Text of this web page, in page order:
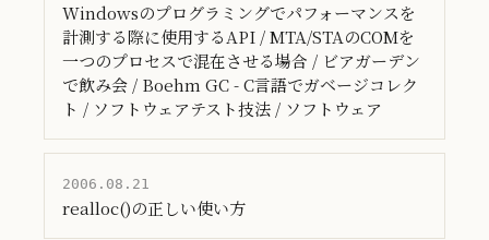
Windowsのプログラミングでパフォーマンスを
計測する際に使用するAPI / MTA/STAのCOMを
一つのプロセスで混在させる場合 / ビアガーデン
で飲み会 / Boehm GC - C言語でガベージコレク
ト / ソフトウェアテスト技法 / ソフトウェア
2006.08.21
realloc()の正しい使い方